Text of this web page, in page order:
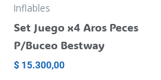
pueden
elegir
Inflables
Set Juego x4 Aros Peces
P/Buceo Bestway
$ 15.300,00